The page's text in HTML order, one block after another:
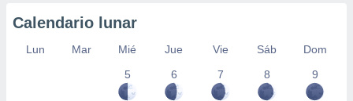
Calendario lunar
Lun Mar Mié Jue Vie Sáb
Dom
5
6 7 8 9